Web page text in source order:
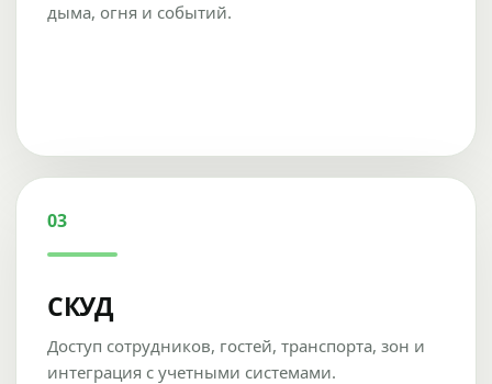
дыма, огня и событий.
03
СКУД
Доступ сотрудников, гостей, транспорта, зон и
интеграция с учетными системами.